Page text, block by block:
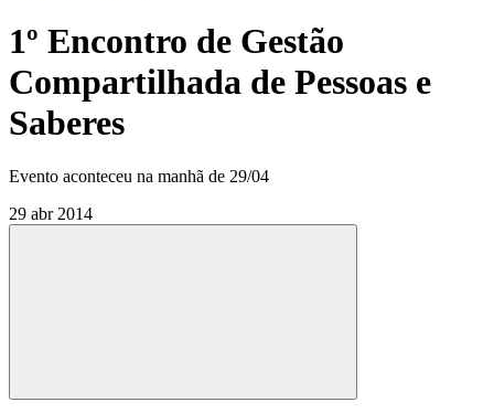
1º Encontro de Gestão
Compartilhada de Pessoas e
Saberes
Evento aconteceu na manhã de 29/04
29 abr 2014
Compartilhar